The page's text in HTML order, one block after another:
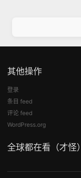
其他操作
登录
条目 feed
评论 feed
WordPress.org
全球都在看（才怪）